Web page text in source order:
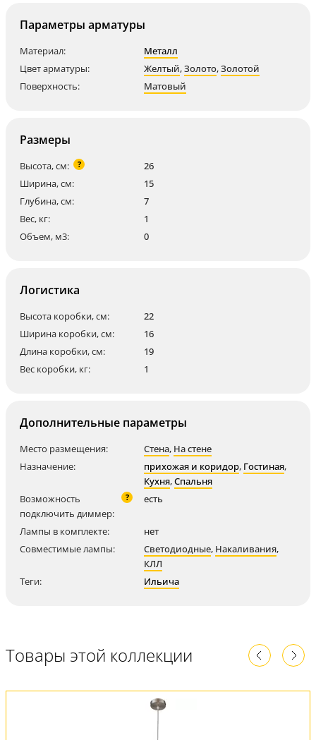
Параметры арматуры
Материал:
Металл
Цвет арматуры:
Желтый,Золото,Золотой
Поверхность:
Матовый
Размеры
Высота, см: ?
26
Ширина, см:
15
Глубина, см:
7
Вес, кг:
1
Объем, м3:
0
Логистика
Высота коробки, см:
22
Ширина коробки, см:
16
Длина коробки, см:
19
Вес коробки, кг:
1
Дополнительные параметры
Место размещения: Стена, На стене
Назначение:
прихожая и коридор, Гостиная,
Кухня,Спальня
Возможность
подключить диммер:
? есть
Лампы в комплекте:
нет
Совместимые лампы:
Светодиодные, Накаливания,
КЛЛ
Теги:
Ильича
Товары этой коллекции